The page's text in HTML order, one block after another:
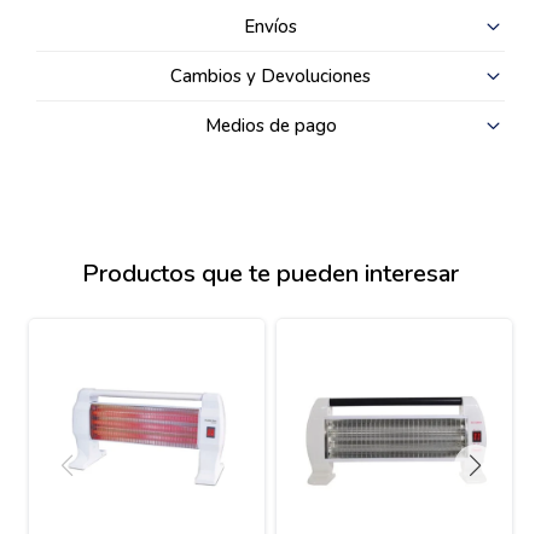
Envíos
Cambios y Devoluciones
Medios de pago
Productos que te pueden interesar